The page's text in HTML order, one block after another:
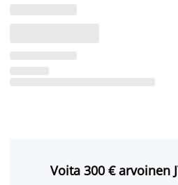
Voita 300 € arvoinen